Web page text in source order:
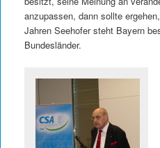
anzupassen, dann sollte
Jahren Seehofer steht Bayern
Bundesländer.